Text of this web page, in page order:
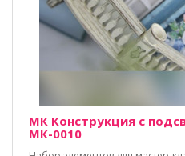
МК Конструкция с
МК-0010